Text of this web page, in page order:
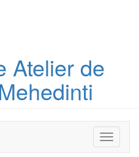
Atelier de
Toggle